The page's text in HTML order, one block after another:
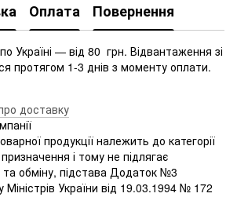
Оплата Повернення
Україні — від 80 грн. Відвантаження зі
протягом 1-3 днів з моменту оплати.
доставку
продукції належить до категорії
і тому не підлягає
та обміну, підстава Додаток №3
Міністрів України від 19.03.1994 № 172